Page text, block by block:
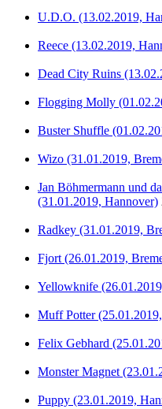
U.D.O. (13.02.2019,
Reece (13.02.2019,
Dead City Ruins
Flogging Molly
Buster Shuffle
Wizo (31.01.2019,
Jan Böhmermann und
(31.01.2019, Hannover)
Radkey (31.01.2019,
Fjort (26.01.2019,
Yellowknife
Muff Potter
Felix Gebhard
Monster Magnet
Puppy (23.01.2019,